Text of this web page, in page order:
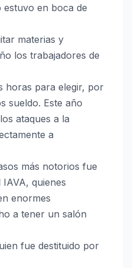
estuvo en boca de
materias y
los trabajadores de
horas para elegir, por
sueldo. Este año
ataques a la
a
más notorios fue
quienes
enormes
a tener un salón
fue destituido por